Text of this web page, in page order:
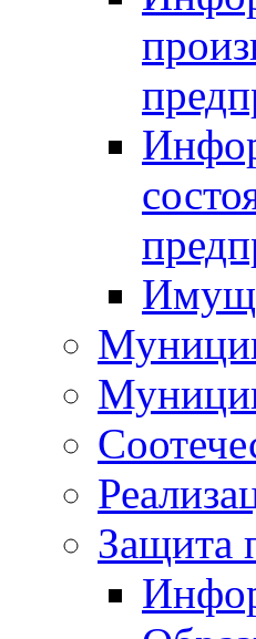
Защита